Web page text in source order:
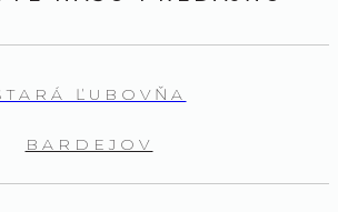
ĽUBOVŇA
BARDEJOV